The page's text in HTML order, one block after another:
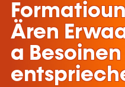
Ären
a Besoinen